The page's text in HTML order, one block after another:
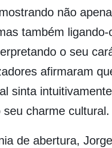
não
também
o seu
afirmaram
sinta
seu charme cultural.
de abertura,